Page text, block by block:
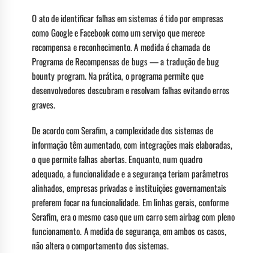
O ato de identificar falhas em sistemas é tido por empresas
como Google e Facebook como um serviço que merece
recompensa e reconhecimento. A medida é chamada de
Programa de Recompensas de bugs — a tradução de bug
bounty program. Na prática, o programa permite que
desenvolvedores descubram e resolvam falhas evitando erros
graves.
De acordo com Serafim, a complexidade dos sistemas de
informação têm aumentado, com integrações mais elaboradas,
o que permite falhas abertas. Enquanto, num quadro
adequado, a funcionalidade e a segurança teriam parâmetros
alinhados, empresas privadas e instituições governamentais
preferem focar na funcionalidade. Em linhas gerais, conforme
Serafim, era o mesmo caso que um carro sem airbag com pleno
funcionamento. A medida de segurança, em ambos os casos,
não altera o comportamento dos sistemas.